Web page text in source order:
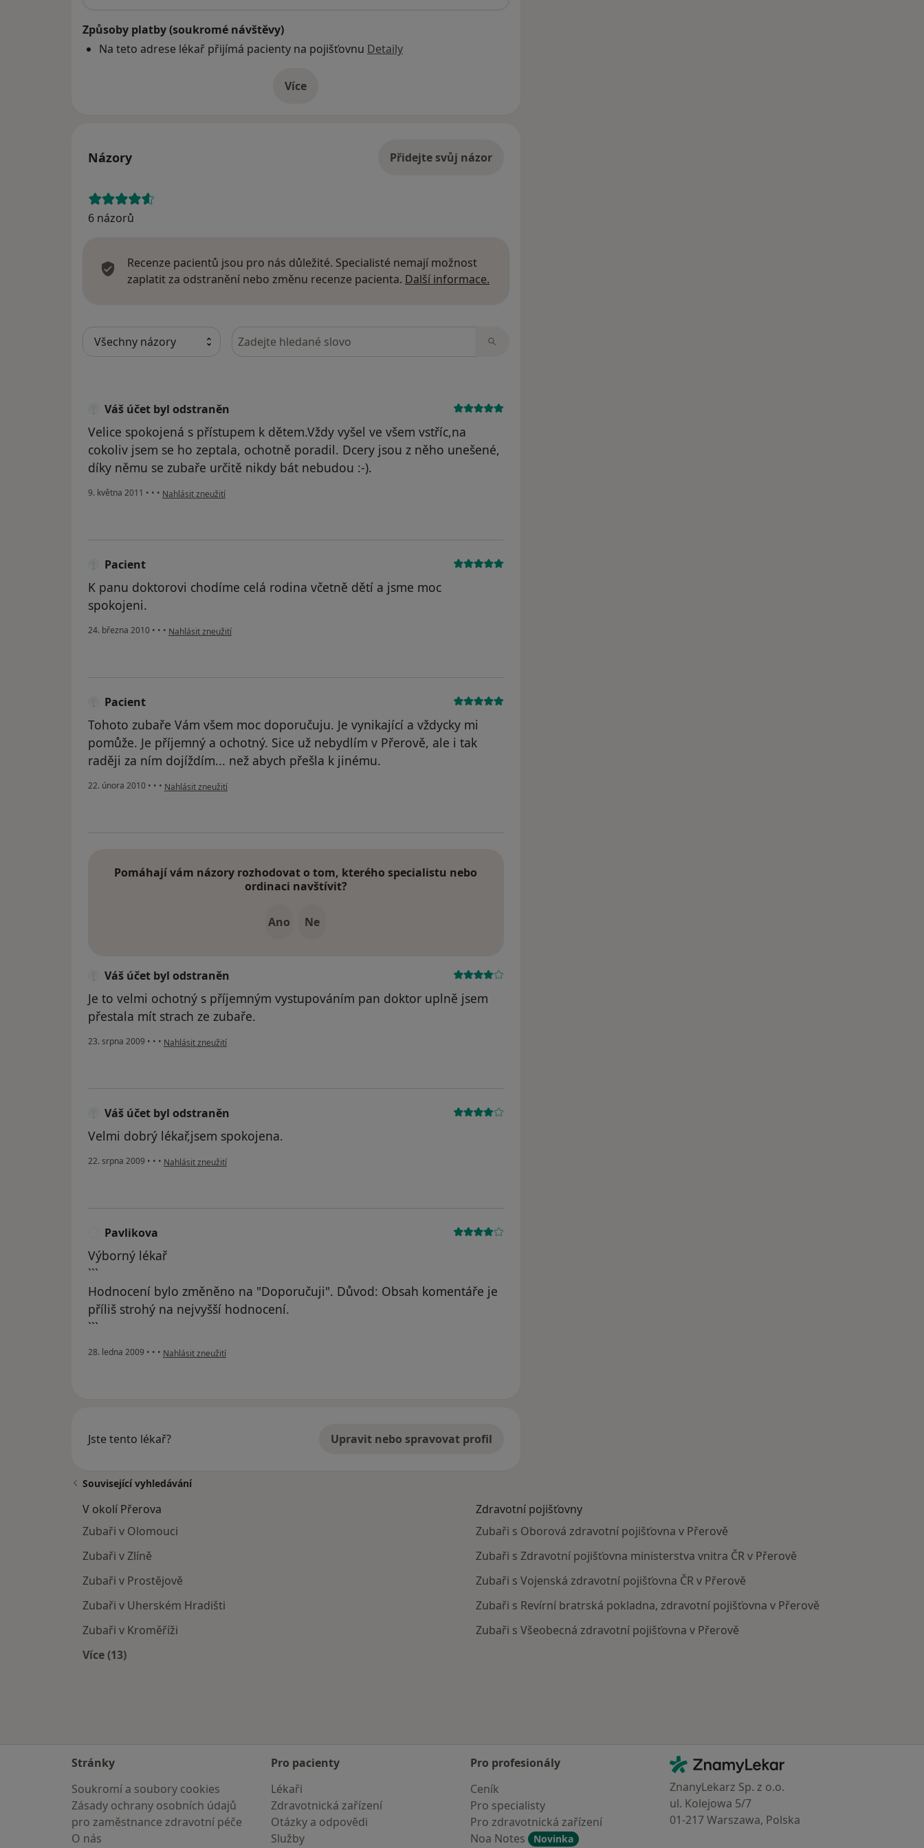
Způsoby platby (soukromé návštěvy)
Na teto adrese lékař přijímá pacienty na pojišťovnu Detaily
Víceo adrese
Názory Přidejte svůj názor
6 názorů
Recenze pacientů jsou pro nás důležité. Specialisté nemají možnost
zaplatit za odstranění nebo změnu recenze pacienta. Další informace.
Hledejte v názorech
Váš účet byl odstraněn
Velice spokojená s přístupem k dětem.Vždy vyšel ve všem vstříc,na
cokoliv jsem se ho zeptala, ochotně poradil. Dcery jsou z něho unešené,
díky němu se zubaře určitě nikdy bát nebudou :-).
9. května 2011 • • • podle názoru uživatele Váš účet byl odstraněn
Nahlásit zneužití
Pacient
K panu doktorovi chodíme celá rodina včetně dětí a jsme moc
spokojeni.
24. března 2010 • • • podle názoru uživatele Pacient
Nahlásit zneužití
Pacient
Tohoto zubaře Vám všem moc doporučuju. Je vynikající a vždycky mi
pomůže. Je příjemný a ochotný. Sice už nebydlím v Přerově, ale i tak
raději za ním dojíždím... než abych přešla k jinému.
22. února 2010 • • • podle názoru uživatele Pacient
Nahlásit zneužití
Pomáhají vám názory rozhodovat o tom, kterého specialistu nebo
ordinaci navštívit?
Ano Ne
Váš účet byl odstraněn
Je to velmi ochotný s příjemným vystupováním pan doktor uplně jsem
přestala mít strach ze zubaře.
23. srpna 2009 • • • podle názoru uživatele Váš účet byl odstraněn
Nahlásit zneužití
Váš účet byl odstraněn
Velmi dobrý lékař,jsem spokojena.
22. srpna 2009 • • • podle názoru uživatele Váš účet byl odstraněn
Nahlásit zneužití
Pavlikova
Výborný lékař
```
Hodnocení bylo změněno na "Doporučuji". Důvod: Obsah komentáře je
příliš strohý na nejvyšší hodnocení.
```
28. ledna 2009 • • • podle názoru uživatele Pavlikova
Nahlásit zneužití
Jste tento lékař? Upravit nebo spravovat profil
Související vyhledávání
V okolí Přerova
Zubaři v Olomouci
Zubaři v Zlíně
Zubaři v Prostějově
Zubaři v Uherském Hradišti
Zubaři v Kroměříži
Více (13)
Zdravotní pojišťovny
Zubaři s Oborová zdravotní pojišťovna v Přerově
Zubaři s Zdravotní pojišťovna ministerstva vnitra ČR v Přerově
Zubaři s Vojenská zdravotní pojišťovna ČR v Přerově
Zubaři s Revírní bratrská pokladna, zdravotní pojišťovna v Přerově
Zubaři s Všeobecná zdravotní pojišťovna v Přerově
Stránky
Soukromí a soubory cookies
Zásady ochrany osobních údajů
pro zaměstnance zdravotní péče
O nás
Pro pacienty
Lékaři
Zdravotnická zařízení
Otázky a odpovědi
Služby
Pro profesionály
Ceník
Pro specialisty
Pro zdravotnická zařízení
Noa Notes
Novinka
Kontakt
ZnamyLekar - Hlavní stránka
ZnanyLekarz Sp. z o.o.
ul. Kolejowa 5/7
01-217 Warszawa, Polska